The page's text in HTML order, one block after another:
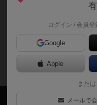
は判断し辛い曖昧な表記等に
ロ
ジェス
会
有
ログイン / 会員登
Google
Apple
または
メールで